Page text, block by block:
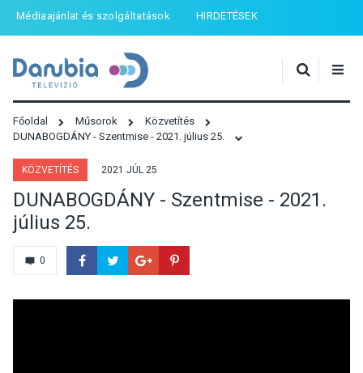
Médiaajánlat és szolgáltatások HIRDETÉSEK
Főoldal Műsorok
Közvetítés
DUNABOGDÁNY - Szentmise - 2021. július 25.
KÖZVETÍTÉS 2021 JÚL 25
DUNABOGDÁNY - Szentmise - 2021.
július 25.
0